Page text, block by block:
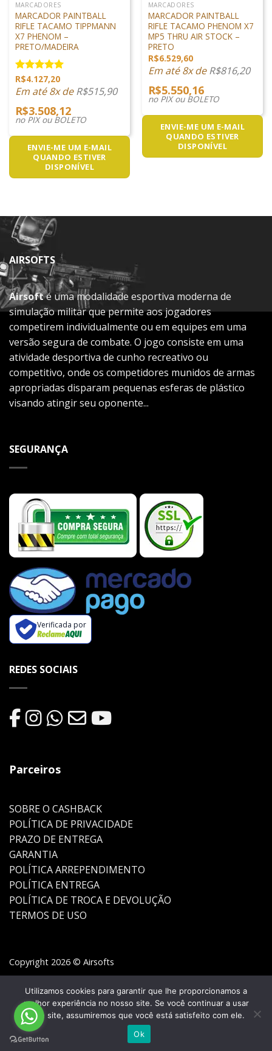
MARCADORES
MARCADOR PAINTBALL
RIFLE TACAMO TIPPMANN
X7 PHENOM –
PRETO/MADEIRA
Avaliação
5.00 de 5
R$4.127,20
Em até 8x deR$515,90
R$3.508,12
no PIX ou BOLETO
ENVIE-ME UM E-MAIL
QUANDO ESTIVER
DISPONÍVEL
MARCADORES
MARCADOR PAINTBALL
RIFLE TACAMO PHENOM X7
MP5 THRU AIR STOCK –
PRETO
R$6.529,60
Em até 8x deR$816,20
R$5.550,16
no PIX ou BOLETO
ENVIE-ME UM E-MAIL
QUANDO ESTIVER
DISPONÍVEL
AIRSOFTS
Airsofté uma modalidade esportiva moderna de
simulação militar que permite aos jogadores
competirem individualmente ou em equipes em uma
versão segura de combate. O jogo consiste em uma
atividade desportiva de cunho recreativo ou
competitivo, onde os competidores munidos de armas
apropriadas disparam pequenas esferas de plástico
visando atingir seu oponente...
SEGURANÇA
Verificada por
REDES SOCIAIS
Parceiros
SOBRE O CASHBACK
POLÍTICA DE PRIVACIDADE
PRAZO DE ENTREGA
GARANTIA
POLÍTICA ARREPENDIMENTO
POLÍTICA ENTREGA
POLÍTICA DE TROCA E DEVOLUÇÃO
TERMOS DE USO
Copyright 2026 © Airsofts
Utilizamos cookies para garantir que lhe proporcionamos a
melhor experiência no nosso site. Se você continuar a usar
este site, assumiremos que você está satisfeito com ele.
Ok